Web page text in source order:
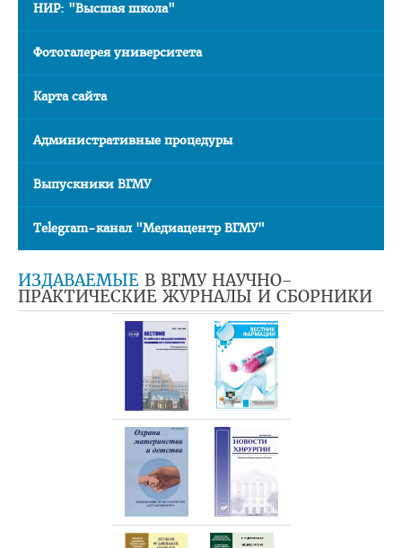
НИР: "Высшая школа"
Фотогалерея университета
Карта сайта
Административные процедуры
Выпускники ВГМУ
Telegram-канал "Медиацентр ВГМУ"
ИЗДАВАЕМЫЕ В ВГМУ НАУЧНО-
ПРАКТИЧЕСКИЕ ЖУРНАЛЫ И СБОРНИКИ